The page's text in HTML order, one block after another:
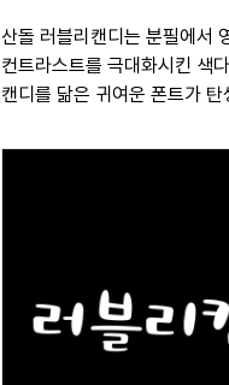
산돌 러블리캔디는 분필에서
컨트라스트를 극대화시킨 색
캔디를 닮은 귀여운 폰트가 탄